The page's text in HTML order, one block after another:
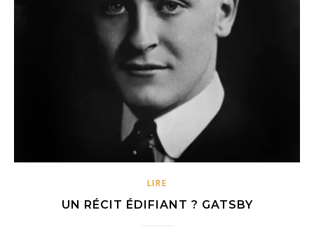
LIRE
UN RÉCIT ÉDIFIANT ? GATSBY